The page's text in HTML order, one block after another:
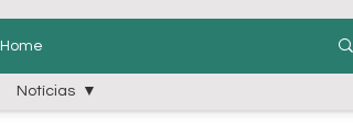
Home
Notícias